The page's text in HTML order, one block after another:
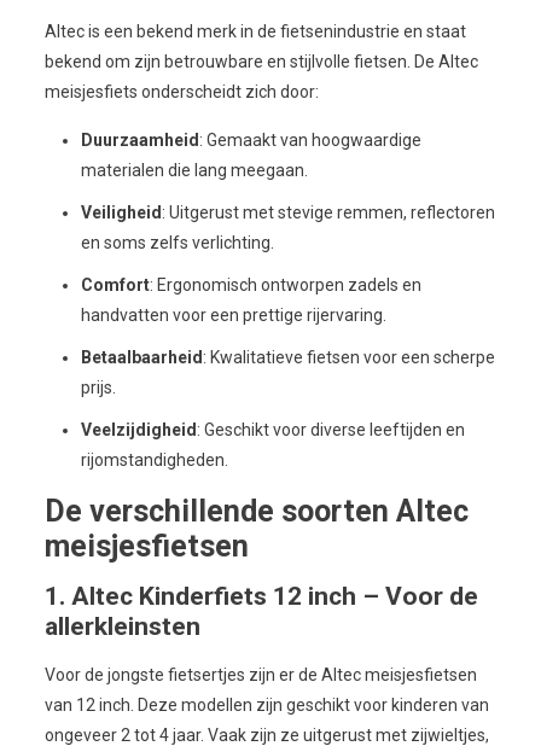
Altec is een bekend merk in de fietsenindustrie en staat
bekend om zijn betrouwbare en stijlvolle fietsen. De Altec
meisjesfiets onderscheidt zich door:
Duurzaamheid : Gemaakt van hoogwaardige
materialen die lang meegaan.
Veiligheid : Uitgerust met stevige remmen, reflectoren
en soms zelfs verlichting.
Comfort: Ergonomisch ontworpen zadels en
handvatten voor een prettige rijervaring.
Betaalbaarheid : Kwalitatieve fietsen voor een scherpe
prijs.
Veelzijdigheid : Geschikt voor diverse leeftijden en
rijomstandigheden.
De verschillende soorten Altec
meisjesfietsen
1. Altec Kinderfiets 12 inch – Voor de
allerkleinsten
Voor de jongste fietsertjes zijn er de Altec meisjesfietsen
van 12 inch. Deze modellen zijn geschikt voor kinderen van
ongeveer 2 tot 4 jaar. Vaak zijn ze uitgerust met zijwieltjes,